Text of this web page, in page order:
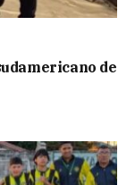
de